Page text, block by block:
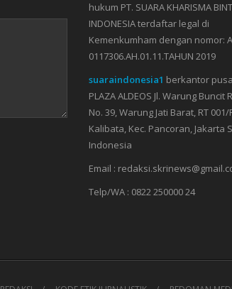
hukum PT. SUARA KHARISMA
INDONESIA terdaftar legal di
Kemenkumham dengan nomor:
0117306.AH.01.11.TAHUN 2019
suaraindonesia1 berkantor
PLAZA ALDEOS Jl. Warung Buncit
No. 39, Warung Jati Barat, RT 001/
Kalibata, Kec. Pancoran, Jakarta
Indonesia
Email :
Telp/WA : 0822 250000 24